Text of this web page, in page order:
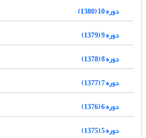
دوره 10 (1380)
دوره 9 (1379)
دوره 8 (1378)
دوره 7 (1377)
دوره 6 (1376)
دوره 5 (1375)